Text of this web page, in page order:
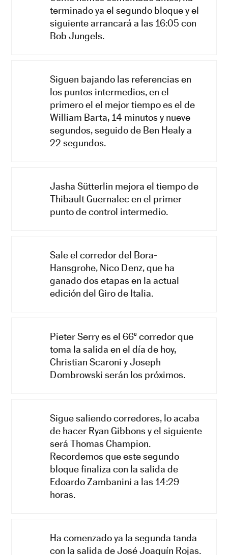
terminado ya el segundo bloque y el
siguiente arrancará a las 16:05 con
Bob Jungels.
Siguen bajando las referencias en
los puntos intermedios, en el
primero el el mejor tiempo es el de
William Barta, 14 minutos y nueve
segundos, seguido de Ben Healy a
22 segundos.
Jasha Sütterlin mejora el tiempo de
Thibault Guernalec en el primer
punto de control intermedio.
Sale el corredor del Bora-
Hansgrohe, Nico Denz, que ha
ganado dos etapas en la actual
edición del Giro de Italia.
Pieter Serry es el 66º corredor que
toma la salida en el día de hoy,
Christian Scaroni y Joseph
Dombrowski serán los próximos.
Sigue saliendo corredores, lo acaba
de hacer Ryan Gibbons y el siguiente
será Thomas Champion.
Recordemos que este segundo
bloque finaliza con la salida de
Edoardo Zambanini a las 14:29
horas.
Ha comenzado ya la segunda tanda
con la salida de José Joaquín Rojas.